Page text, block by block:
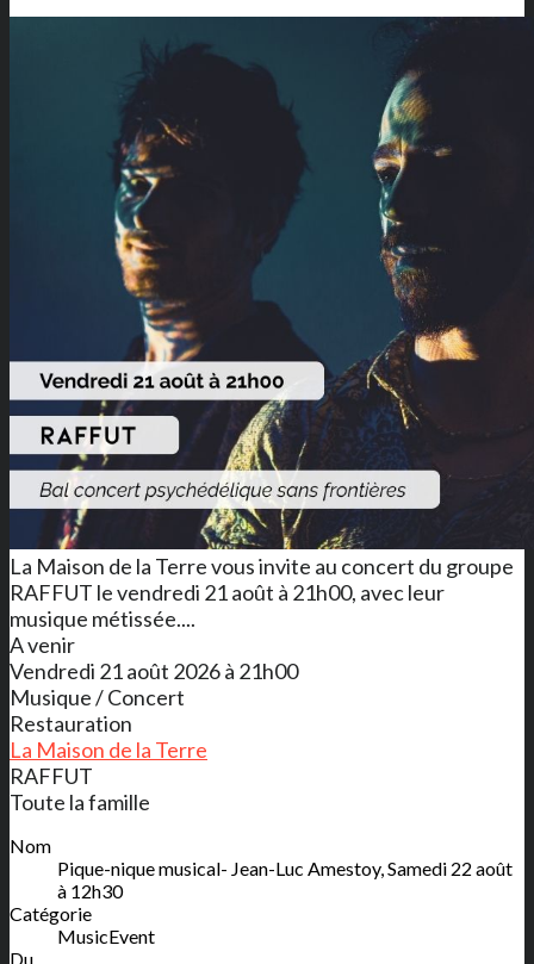
La Maison de la Terre vous invite au concert du groupe
RAFFUT le vendredi 21 août à 21h00, avec leur
musique métissée....
A venir
Vendredi 21 août 2026 à 21h00
Musique / Concert
Restauration
La Maison de la Terre
RAFFUT
Toute la famille
Nom
Pique-nique musical- Jean-Luc Amestoy, Samedi 22 août
à 12h30
Catégorie
MusicEvent
Du